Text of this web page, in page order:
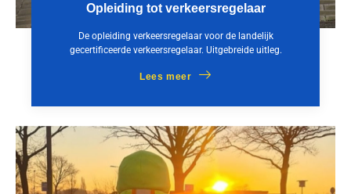
Opleiding tot verkeersregelaar
De opleiding verkeersregelaar voor de landelijk
gecertificeerde verkeersregelaar. Uitgebreide uitleg.
Lees meer